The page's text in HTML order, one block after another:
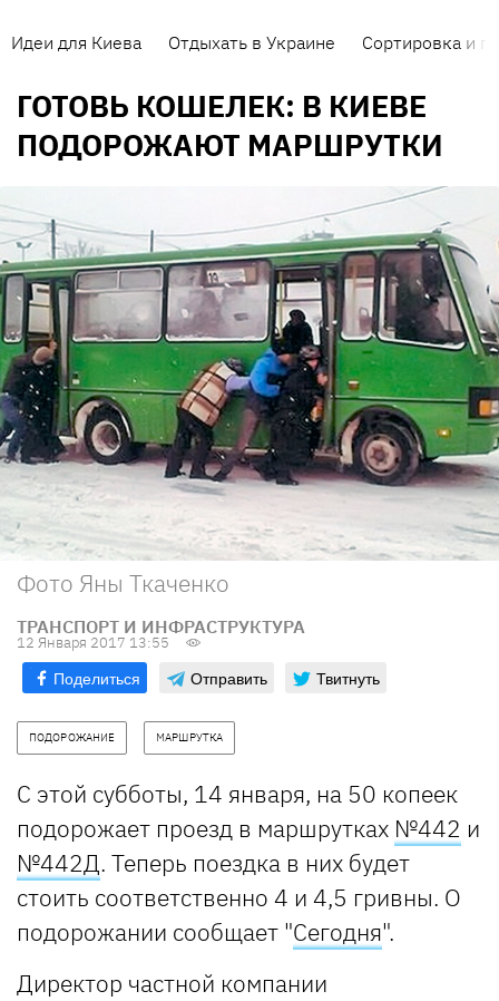
Идеи для Киева Отдыхать в Украине Сортировка и
ГОТОВЬ КОШЕЛЕК: В КИЕВЕ
ПОДОРОЖАЮТ МАРШРУТКИ
Фото Яны Ткаченко
ТРАНСПОРТ И ИНФРАСТРУКТУРА
12 Января 2017 13:55
Поделиться Отправить Твитнуть
ПОДОРОЖАНИЕ МАРШРУТКА
С этой субботы, 14 января, на 50 копеек
подорожает проезд в маршрутках №442 и
№442Д. Теперь поездка в них будет
стоить соответственно 4 и 4,5 гривны. О
подорожании сообщает "Сегодня".
Директор частной компании